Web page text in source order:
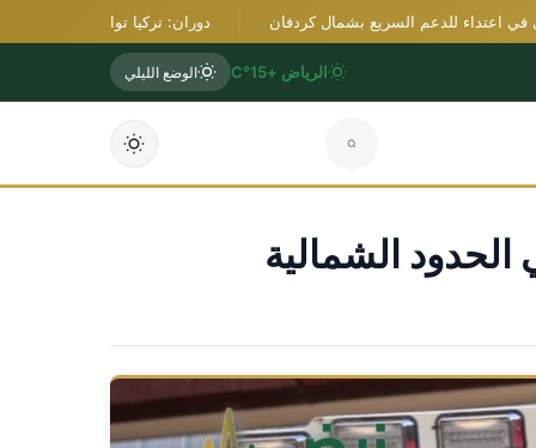
دوران: تركيا تواصل دعم السلام والأمن
الرياض +15°C الوضع الليلي
الشمالية